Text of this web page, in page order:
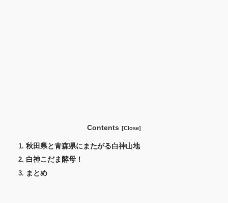
Contents
秋田県と青森県にまたがる白神山地
白神こだま酵母！
まとめ